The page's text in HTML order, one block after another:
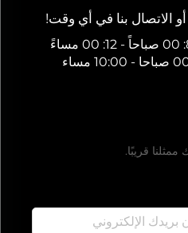
الاتصال بنا في أي وقت!
قريبًا.